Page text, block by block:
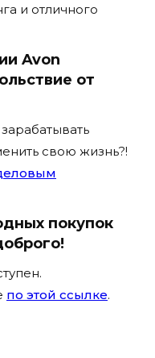
и отличного
Avon
от
свою жизнь?!
покупок
по этой ссылке.